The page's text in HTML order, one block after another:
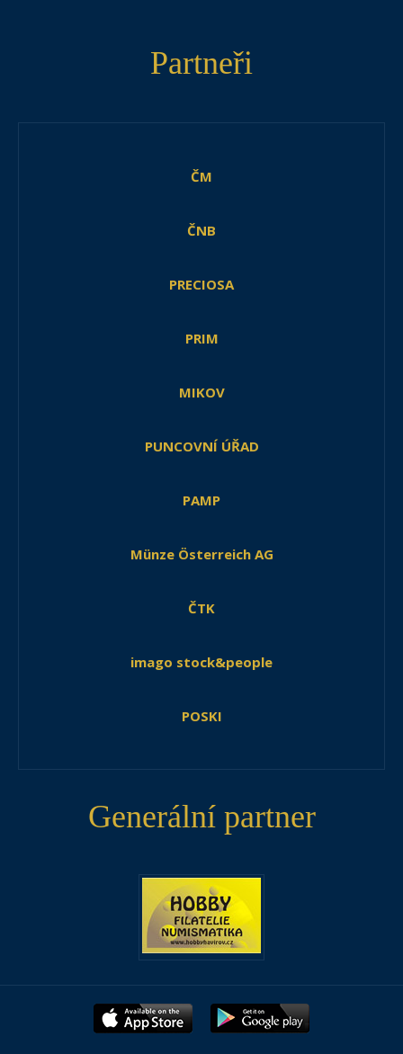
Partneři
ČM
ČNB
PRECIOSA
PRIM
MIKOV
PUNCOVNÍ ÚŘAD
PAMP
Münze Österreich AG
ČTK
imago stock&people
POSKI
Generální partner